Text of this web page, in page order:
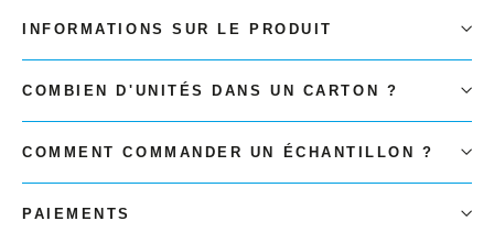
INFORMATIONS SUR LE PRODUIT
COMBIEN D'UNITÉS DANS UN CARTON ?
COMMENT COMMANDER UN ÉCHANTILLON ?
PAIEMENTS